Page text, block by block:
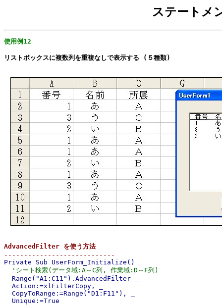
ステートメ
使用例12
リストボックスに複数列を重複なしで表示する (５種類)
AdvancedFilter を使う方法
----------------------------
Private Sub UserForm_Initialize()
'シート検索(データ域:A～C列, 作業域:D～F列)
  Range("A1:C11").AdvancedFilter _
  Action:=xlFilterCopy, _
  CopyToRange:=Range("D1:F11"), _
  Unique:=True